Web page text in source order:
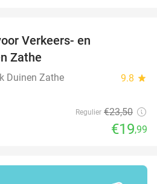
Verkeers- en
Zathe
Duinen Zathe 9.8 star
Regulier €23,50
€19,99